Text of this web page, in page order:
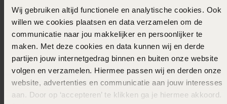
Wij gebruiken altijd functionele en analytische cookies. Ook
willen we cookies plaatsen en data verzamelen om de
communicatie naar jou makkelijker en persoonlijker te
maken. Met deze cookies en data kunnen wij en derde
partijen jouw internetgedrag binnen en buiten onze website
volgen en verzamelen. Hiermee passen wij en derden onze
website, advertenties en communicatie aan jouw interesses
aan. Door op ‘accepteren’ te klikken ga je hiermee akkoord.